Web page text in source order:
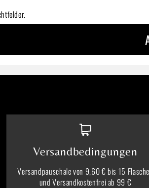
Versandbedingungen
Versandpauschale von 9,60 € bis 15
und Versandkostenfrei ab 99 €